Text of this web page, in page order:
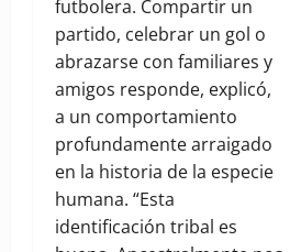
futbolera. Compartir un
partido, celebrar un gol o
abrazarse con familiares y
amigos responde, explicó,
a un comportamiento
profundamente arraigado
en la historia de la especie
humana. “Esta
identificación tribal es